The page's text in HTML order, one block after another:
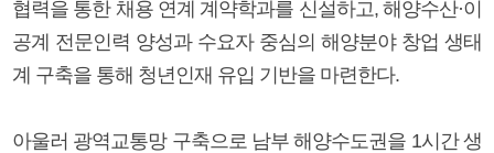
협력을 통한 채용 연계 계약학과를 신설하고, 해양수산·이
공계 전문인력 양성과 수요자 중심의 해양분야 창업 생태
계 구축을 통해 청년인재 유입 기반을 마련한다.
아울러 광역교통망 구축으로 남부 해양수도권을 1시간 생